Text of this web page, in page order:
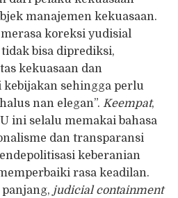
manajemen kekuasaan.
koreksi yudisial
bisa diprediksi,
kekuasaan dan
sehingga perlu
nan elegan”. Keempat,
ini selalu memakai bahasa
dan transparansi
keberanian
rasa keadilan.
judicial containment